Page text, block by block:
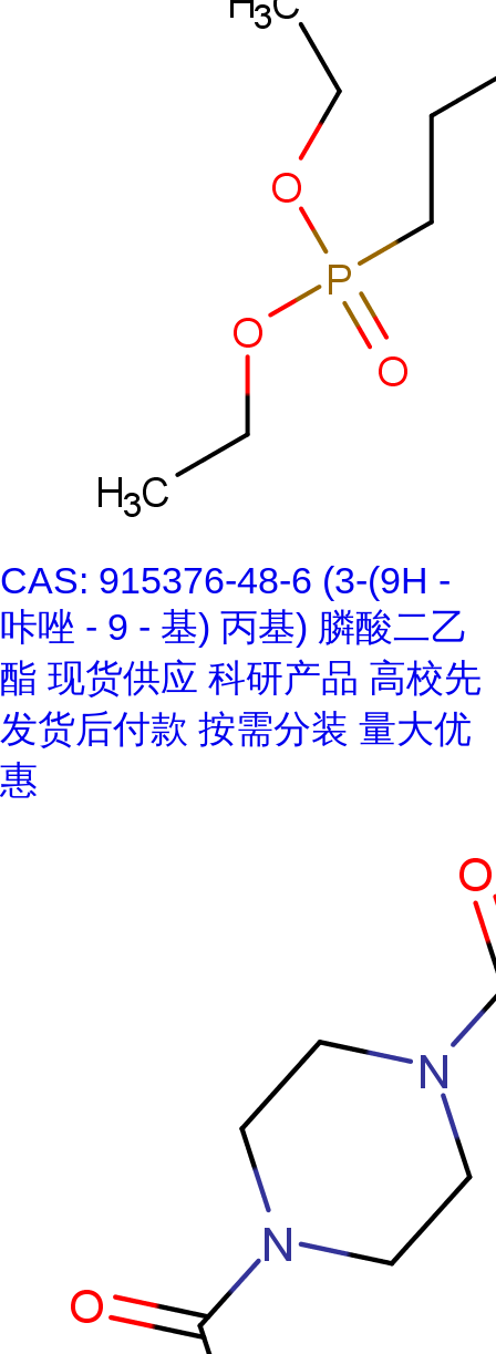
CAS: 915376-48-6 (3-(9H -
咔唑 - 9 - 基) 丙基) 膦酸二乙
酯 现货供应 科研产品 高校先
发货后付款 按需分装 量大优
惠